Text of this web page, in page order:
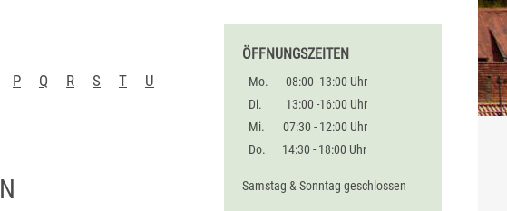
P Q R S T
U
ÖFFNUNGSZEITEN
Mo.
08:00 -13:00 Uhr
Di.
13:00 -16:00 Uhr
Mi.
07:30 - 12:00 Uhr
Do.
14:30 - 18:00 Uhr
Samstag & Sonntag geschlossen